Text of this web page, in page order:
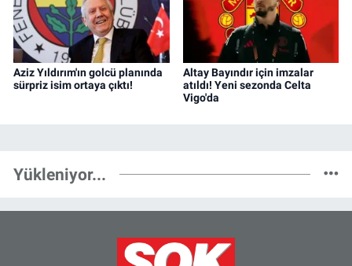
Aziz Yıldırım'ın golcü planında
sürpriz isim ortaya çıktı!
Altay Bayındır için imzalar
atıldı! Yeni sezonda Celta
Vigo'da
Yükleniyor...